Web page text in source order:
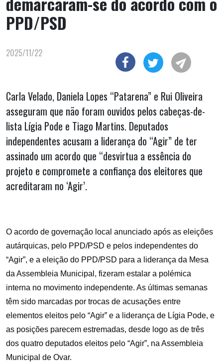
PPD/PSD
2025/11/22
Carla Velado, Daniela Lopes “Patarena” e Rui Oliveira
asseguram que não foram ouvidos pelos cabeças-de-
lista Lígia Pode e Tiago Martins. Deputados
independentes acusam a liderança do “Agir” de ter
assinado um acordo que “desvirtua a essência do
projeto e compromete a confiança dos eleitores que
acreditaram no ‘Agir’.
O acordo de governação local anunciado após as eleições
autárquicas, pelo PPD/PSD e pelos independentes do
“Agir”, e a eleição do PPD/PSD para a liderança da Mesa
da Assembleia Municipal, fizeram estalar a polémica
interna no movimento independente. As últimas semanas
têm sido marcadas por trocas de acusações entre
elementos eleitos pelo “Agir” e a liderança de Lígia Pode, e
as posições parecem estremadas, desde logo as de três
dos quatro deputados eleitos pelo “Agir”, na Assembleia
Municipal de Ovar.